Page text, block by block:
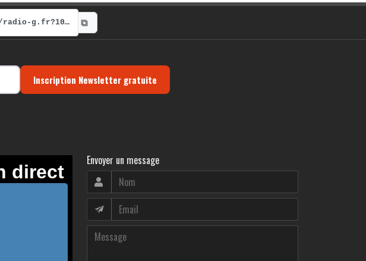
https://radio-g.fr?10620 ⧉
Inscription Newsletter gratuite
Envoyer un message